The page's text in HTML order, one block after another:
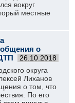
вокруг
местные
о
26.10.2018
округа
Лиханов
о том, что
По его